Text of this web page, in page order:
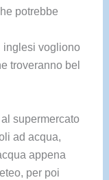
potrebbe
vogliono
troveranno bel
supermercato
ad acqua,
appena
per poi